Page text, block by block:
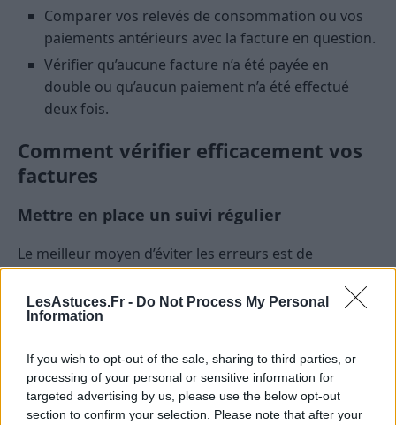
LesAstuces.Fr - Do Not Process My Personal
Information
If you wish to opt-out of the sale, sharing to third parties, or
processing of your personal or sensitive information for
targeted advertising by us, please use the below opt-out
section to confirm your selection. Please note that after your
Comparer vos relevés de consommation ou vos
paiements antérieurs avec la facture en question.
Vérifier qu’aucune facture n’a été payée en
double ou qu’aucun paiement n’a été effectué
deux fois.
Comment vérifier efficacement vos
factures
Mettre en place un suivi régulier
Le meilleur moyen d’éviter les erreurs est de
contrôler systématiquement vos factures dès leur
réception. Utilisez un tableau de suivi ou une
application pour enregistrer chaque facture, la date
service concerné.
Comparer avec vos relevés ou contrats